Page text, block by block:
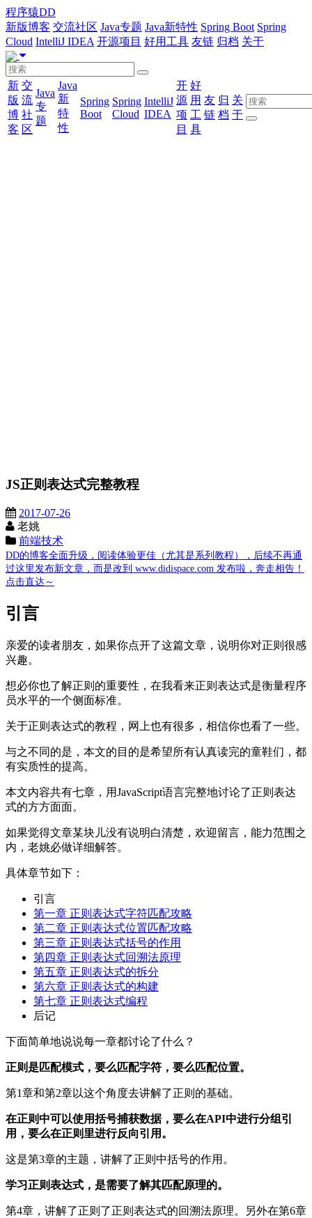
程序猿DD
新版博客 交流社区 Java专题 Java新特性 Spring Boot Spring
Cloud IntelliJ IDEA 开源项目 好用工具 友链 归档 关于
新
版
博
客
交
流
社
区
Java
专
题
Java
新
特
性
Spring
Boot
Spring
Cloud
IntelliJ
IDEA
开
源
项
目
好
用
工
具
友
链
归
档
关
于
JS正则表达式完整教程
2017-07-26
老姚
前端技术
DD的博客全面升级，阅读体验更佳（尤其是系列教程），后续不再通
过这里发布新文章，而是改到 www.didispace.com 发布啦，奔走相告！
点击直达～
引言
亲爱的读者朋友，如果你点开了这篇文章，说明你对正则很感
兴趣。
想必你也了解正则的重要性，在我看来正则表达式是衡量程序
员水平的一个侧面标准。
关于正则表达式的教程，网上也有很多，相信你也看了一些。
与之不同的是，本文的目的是希望所有认真读完的童鞋们，都
有实质性的提高。
本文内容共有七章，用JavaScript语言完整地讨论了正则表达
式的方方面面。
如果觉得文章某块儿没有说明白清楚，欢迎留言，能力范围之
内，老姚必做详细解答。
具体章节如下：
引言
第一章 正则表达式字符匹配攻略
第二章 正则表达式位置匹配攻略
第三章 正则表达式括号的作用
第四章 正则表达式回溯法原理
第五章 正则表达式的拆分
第六章 正则表达式的构建
第七章 正则表达式编程
后记
下面简单地说说每一章都讨论了什么？
正则是匹配模式，要么匹配字符，要么匹配位置。
第1章和第2章以这个角度去讲解了正则的基础。
在正则中可以使用括号捕获数据，要么在API中进行分组引
用，要么在正则里进行反向引用。
这是第3章的主题，讲解了正则中括号的作用。
学习正则表达式，是需要了解其匹配原理的。
第4章，讲解了正则了正则表达式的回溯法原理。另外在第6章